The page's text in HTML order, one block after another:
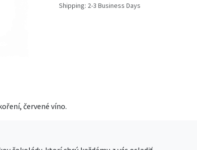
Shipping: 2-3 Business Days
červené víno.